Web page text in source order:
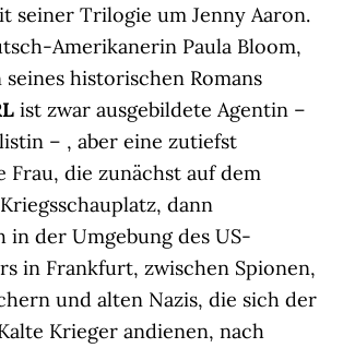
seiner Trilogie um Jenny Aaron.
Amerikanerin Paula Bloom,
historischen Romans
ist zwar ausgebildete Agentin –
– , aber eine zutiefst
Frau, die zunächst auf dem
dann
in der Umgebung des US-
in Frankfurt, zwischen Spionen,
und alten Nazis, die sich der
Krieger andienen, nach